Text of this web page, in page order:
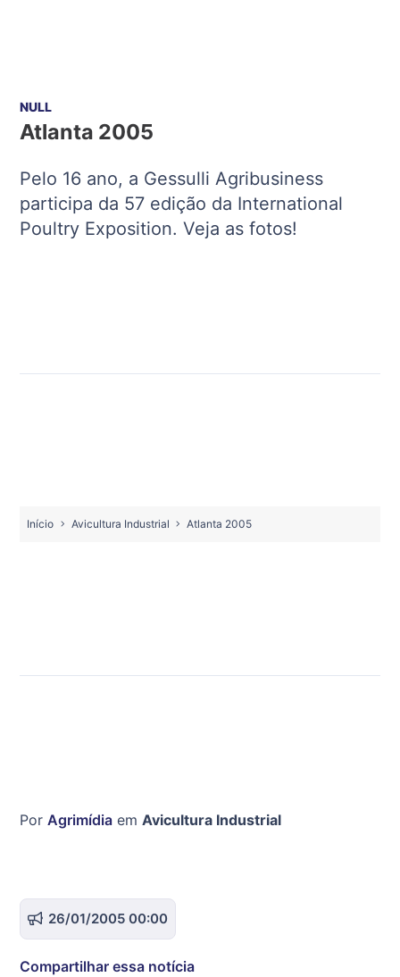
NULL
Atlanta 2005
Pelo 16 ano, a Gessulli Agribusiness
participa da 57 edição da International
Poultry Exposition. Veja as fotos!
Início Avicultura Industrial Atlanta 2005
Por Agrimídia em Avicultura Industrial
26/01/2005 00:00
Compartilhar essa notícia